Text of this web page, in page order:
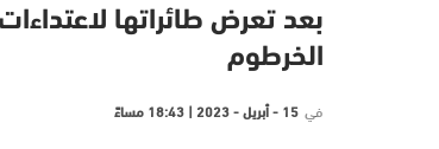
بعد تعرض طائراتها
الخرطوم
في 15 - أبريل - 2023 | 18:43 مساءً